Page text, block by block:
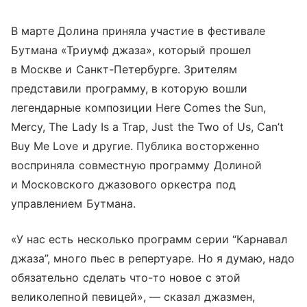
В марте Долина приняла участие в фестивале
Бутмана «Триумф джаза», который прошел
в Москве и Санкт-Петербурге. Зрителям
представили программу, в которую вошли
легендарные композиции Here Comes the Sun,
Mercy, The Lady Is a Trap, Just the Two of Us, Can’t
Buy Me Love и другие. Публика восторженно
восприняла совместную программу Долиной
и Московского джазового оркестра под
управлением Бутмана.
«У нас есть несколько программ серии “Карнавал
джаза”, много пьес в репертуаре. Но я думаю, надо
обязательно сделать что-то новое с этой
великолепной певицей», — сказал джазмен,